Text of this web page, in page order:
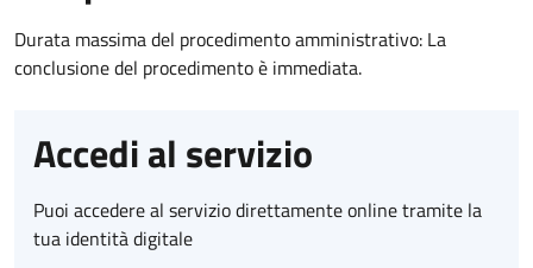
Durata massima del procedimento amministrativo: La
conclusione del procedimento è immediata.
Accedi al servizio
Puoi accedere al servizio direttamente online tramite la
tua identità digitale